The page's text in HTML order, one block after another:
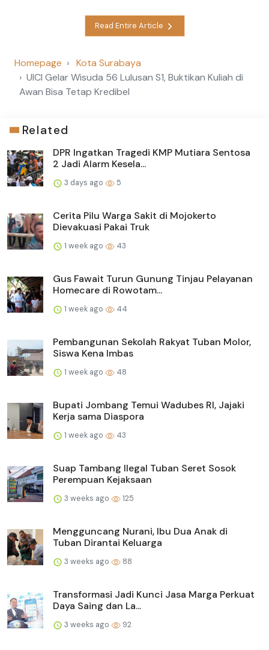
Read Entire Article
Homepage
Kota Surabaya
UICI Gelar Wisuda 56 Lulusan S1, Buktikan Kuliah di
Awan Bisa Tetap Kredibel
Related
DPR Ingatkan Tragedi KMP Mutiara Sentosa
2 Jadi Alarm Kesela...
3 days ago 5
Cerita Pilu Warga Sakit di Mojokerto
Dievakuasi Pakai Truk
1 week ago 43
Gus Fawait Turun Gunung Tinjau Pelayanan
Homecare di Rowotam...
1 week ago 44
Pembangunan Sekolah Rakyat Tuban Molor,
Siswa Kena Imbas
1 week ago 48
Bupati Jombang Temui Wadubes RI, Jajaki
Kerja sama Diaspora
1 week ago 43
Suap Tambang Ilegal Tuban Seret Sosok
Perempuan Kejaksaan
3 weeks ago 125
Mengguncang Nurani, Ibu Dua Anak di
Tuban Dirantai Keluarga
3 weeks ago 88
Transformasi Jadi Kunci Jasa Marga Perkuat
Daya Saing dan La...
3 weeks ago 92